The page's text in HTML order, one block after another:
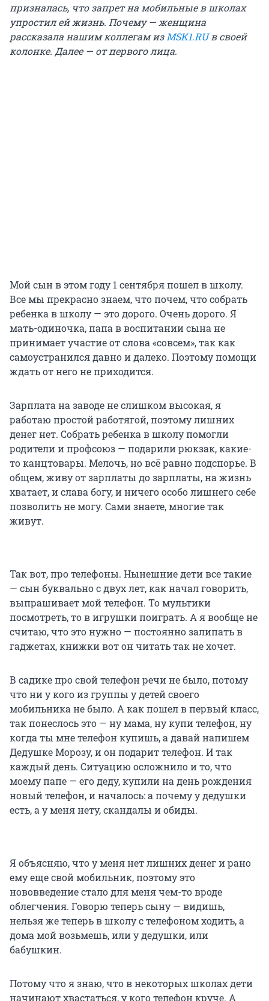
призналась, что запрет на мобильные в школах
упростил ей жизнь. Почему — женщина
рассказала нашим коллегам из MSK1.RUв своей
колонке. Далее — от первого лица.
Мой сын в этом году 1 сентября пошел в школу.
Все мы прекрасно знаем, что почем, что собрать
ребенка в школу — это дорого. Очень дорого. Я
мать-одиночка, папа в воспитании сына не
принимает участие от слова «совсем», так как
самоустранился давно и далеко. Поэтому помощи
ждать от него не приходится.
Зарплата на заводе не слишком высокая, я
работаю простой работягой, поэтому лишних
денег нет. Собрать ребенка в школу помогли
родители и профсоюз — подарили рюкзак, какие-
то канцтовары. Мелочь, но всё равно подспорье. В
общем, живу от зарплаты до зарплаты, на жизнь
хватает, и слава богу, и ничего особо лишнего себе
позволить не могу. Сами знаете, многие так
живут.
Так вот, про телефоны. Нынешние дети все такие
— сын буквально с двух лет, как начал говорить,
выпрашивает мой телефон. То мультики
посмотреть, то в игрушки поиграть. А я вообще не
считаю, что это нужно — постоянно залипать в
гаджетах, книжки вот он читать так не хочет.
В садике про свой телефон речи не было, потому
что ни у кого из группы у детей своего
мобильника не было. А как пошел в первый класс,
так понеслось это — ну мама, ну купи телефон, ну
когда ты мне телефон купишь, а давай напишем
Дедушке Морозу, и он подарит телефон. И так
каждый день. Ситуацию осложнило и то, что
моему папе — его деду, купили на день рождения
новый телефон, и началось: а почему у дедушки
есть, а у меня нету, скандалы и обиды.
Я объясняю, что у меня нет лишних денег и рано
ему еще свой мобильник, поэтому это
нововведение стало для меня чем-то вроде
облегчения. Говорю теперь сыну — видишь,
нельзя же теперь в школу с телефоном ходить, а
дома мой возьмешь, или у дедушки, или
бабушкин.
Потому что я знаю, что в некоторых школах дети
начинают хвастаться, у кого телефон круче. А